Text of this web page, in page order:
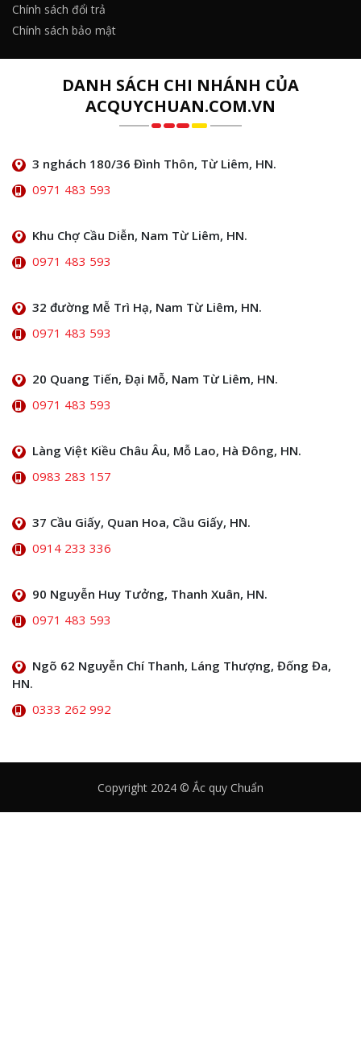
Chính sách đổi trả
Chính sách bảo mật
DANH SÁCH CHI NHÁNH CỦA
ACQUYCHUAN.COM.VN
3 nghách 180/36 Đình Thôn, Từ Liêm, HN.
0971 483 593
Khu Chợ Cầu Diễn, Nam Từ Liêm, HN.
0971 483 593
32 đường Mễ Trì Hạ, Nam Từ Liêm, HN.
0971 483 593
20 Quang Tiến, Đại Mỗ, Nam Từ Liêm, HN.
0971 483 593
Làng Việt Kiều Châu Âu, Mỗ Lao, Hà Đông, HN.
0983 283 157
37 Cầu Giấy, Quan Hoa, Cầu Giấy, HN.
0914 233 336
90 Nguyễn Huy Tưởng, Thanh Xuân, HN.
0971 483 593
Ngõ 62 Nguyễn Chí Thanh, Láng Thượng, Đống Đa,
HN.
0333 262 992
Copyright 2024 © Ắc quy Chuẩn